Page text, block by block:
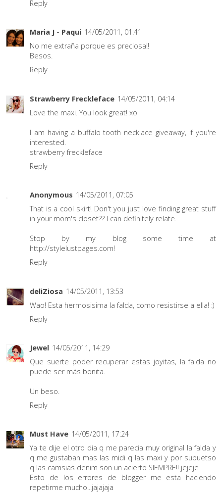
Reply
Maria J - Paqui 14/05/2011, 01:41
No me extraña porque es preciosa!!
Besos.
Reply
Strawberry Freckleface 14/05/2011, 04:14
Love the maxi. You look great! xo
I am having a buffalo tooth necklace giveaway, if you're
interested.
strawberry freckleface
Reply
Anonymous 14/05/2011, 07:05
That is a cool skirt! Don't you just love finding great stuff
in your mom's closet?? I can definitely relate.
Stop by my blog some time at
http://stylelustpages.com!
Reply
deliZiosa 14/05/2011, 13:53
Wao! Esta hermosisima la falda, como resistirse a ella! :)
Reply
Jewel 14/05/2011, 14:29
Que suerte poder recuperar estas joyitas, la falda no
puede ser más bonita.
Un beso.
Reply
Must Have 14/05/2011, 17:24
Ya te dije el otro dia q me parecia muy original la falda y
q me gustaban mas las midi q las maxi y por supuetso
q las camsias denim son un acierto SIEMPRE!! jejeje
Esto de los errores de blogger me esta haciendo
repetirme mucho...jajajaja